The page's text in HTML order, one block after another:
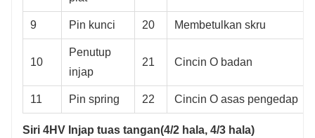
9 Pin kunci 20 Membetulkan skru
10
Penutup
injap
21 Cincin O badan
11 Pin spring 22 Cincin O asas pengedap
Siri 4HV Injap tuas tangan(4/2 hala, 4/3 hala)